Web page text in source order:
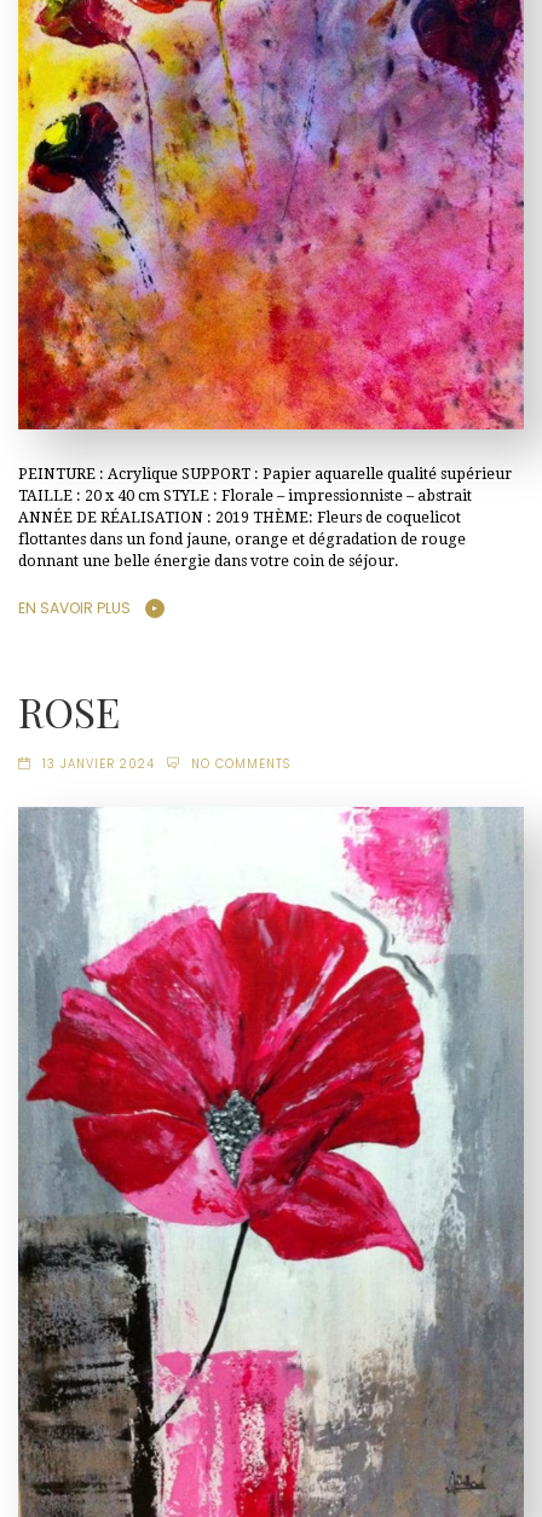
PEINTURE : Acrylique SUPPORT : Papier aquarelle qualité supérieur
TAILLE : 20 x 40 cm STYLE : Florale – impressionniste – abstrait
ANNÉE DE RÉALISATION : 2019 THÈME: Fleurs de coquelicot
flottantes dans un fond jaune, orange et dégradation de rouge
donnant une belle énergie dans votre coin de séjour.
EN SAVOIR PLUS
ROSE
13 JANVIER 2024 NO COMMENTS